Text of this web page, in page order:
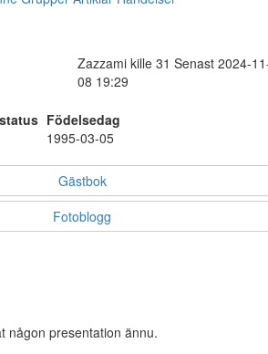
Zazzami kille 31 Senast 2024-
08 19:29
Födelsedag
1995-03-05
Gästbok
Fotoblogg
någon presentation ännu.